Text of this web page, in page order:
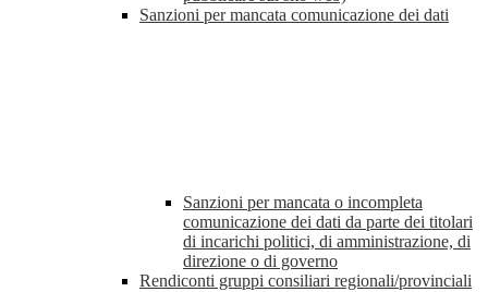
Sanzioni per mancata comunicazione dei dati
Sanzioni per mancata o incompleta
comunicazione dei dati da parte dei titolari
di incarichi politici, di amministrazione, di
direzione o di governo
Rendiconti gruppi consiliari regionali/provinciali